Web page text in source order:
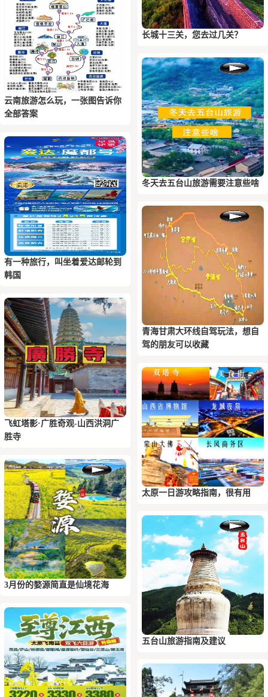
云南旅游怎么玩，一张图告诉你
全部答案
有一种旅行，叫坐着爱达邮轮到
韩国
飞虹塔影·广胜奇观-山西洪洞广
胜寺
3月份的婺源简直是仙境花海
长城十三关，您去过几关？
冬天去五台山旅游需要注意些啥
青海甘肃大环线自驾玩法，想自
驾的朋友可以收藏
太原一日游攻略指南，很有用
五台山旅游指南及建议